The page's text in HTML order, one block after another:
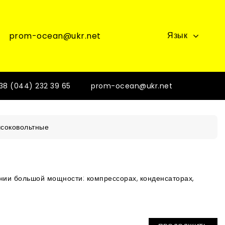
prom-ocean@ukr.net Язык
(044) 232 39 65 prom-ocean@ukr.net
большой мощности: компрессорах, конденсаторах,